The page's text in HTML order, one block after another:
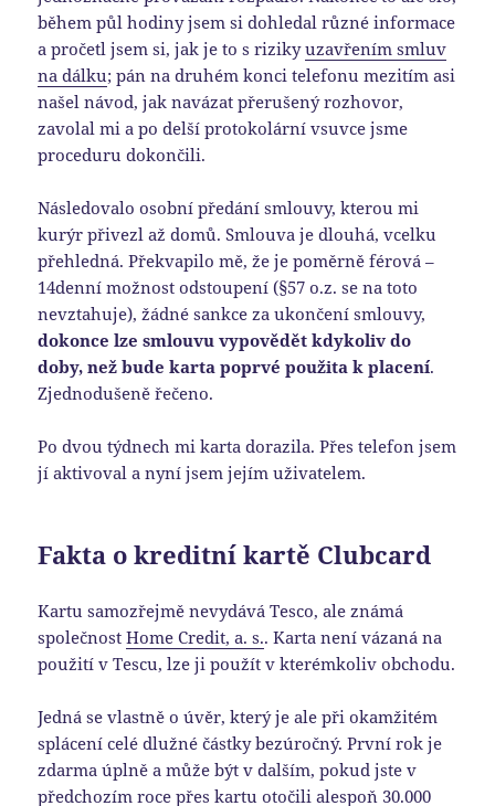
během půl hodiny jsem si dohledal různé informace
a pročetl jsem si, jak je to s rizikyuzavřením smluv
na dálku; pán na druhém konci telefonu mezitím asi
našel návod, jak navázat přerušený rozhovor,
zavolal mi a po delší protokolární vsuvce jsme
proceduru dokončili.
Následovalo osobní předání smlouvy, kterou mi
kurýr přivezl až domů. Smlouva je dlouhá, vcelku
přehledná. Překvapilo mě, že je poměrně férová –
14denní možnost odstoupení (§57 o.z. se na toto
nevztahuje), žádné sankce za ukončení smlouvy,
dokonce lze smlouvu vypovědět kdykoliv do
doby, než bude karta poprvé použita k placení.
Zjednodušeně řečeno.
Po dvou týdnech mi karta dorazila. Přes telefon jsem
jí aktivoval a nyní jsem jejím uživatelem.
Fakta o kreditní kartě Clubcard
Kartu samozřejmě nevydává Tesco, ale známá
společnostHome Credit, a. s.. Karta není vázaná na
použití v Tescu, lze ji použít v kterémkoliv obchodu.
Jedná se vlastně o úvěr, který je ale při okamžitém
splácení celé dlužné částky bezúročný. První rok je
zdarma úplně a může být v dalším, pokud jste v
předchozím roce přes kartu otočili alespoň 30.000